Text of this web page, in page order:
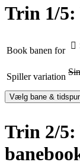
Trin 1/
Book banen for
Spiller variation
Vælg bane &
Trin 2/